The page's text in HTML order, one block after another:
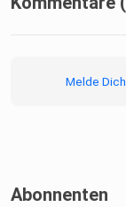
Melde
Abonnenten